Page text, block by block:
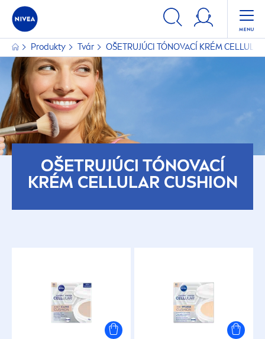
Produkty Tvár OŠETRUJÚCI TÓNOVACÍ KRÉMCELLULAR
OŠETRUJÚCI TÓNOVACÍ
KRÉM CELLULARCUSHION